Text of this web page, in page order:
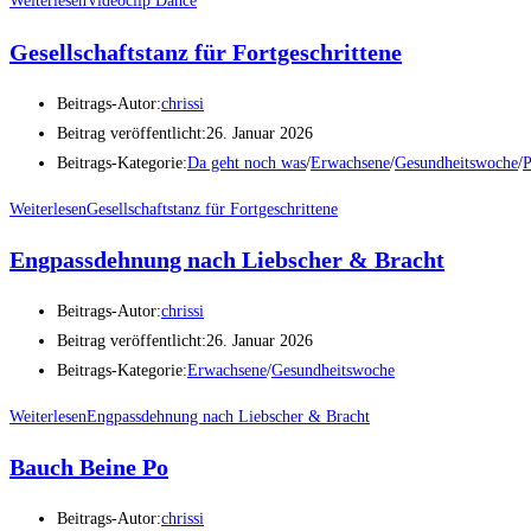
Gesellschaftstanz für Fortgeschrittene
Beitrags-Autor:chrissi
Beitrag veröffentlicht:26. Januar 2026
Beitrags-Kategorie:Da geht noch was/Erwachsene/Gesundheitswoche/
WeiterlesenGesellschaftstanz für Fortgeschrittene
Engpassdehnung nach Liebscher & Bracht
Beitrags-Autor:chrissi
Beitrag veröffentlicht:26. Januar 2026
Beitrags-Kategorie:Erwachsene/Gesundheitswoche
WeiterlesenEngpassdehnung nach Liebscher & Bracht
Bauch Beine Po
Beitrags-Autor:chrissi